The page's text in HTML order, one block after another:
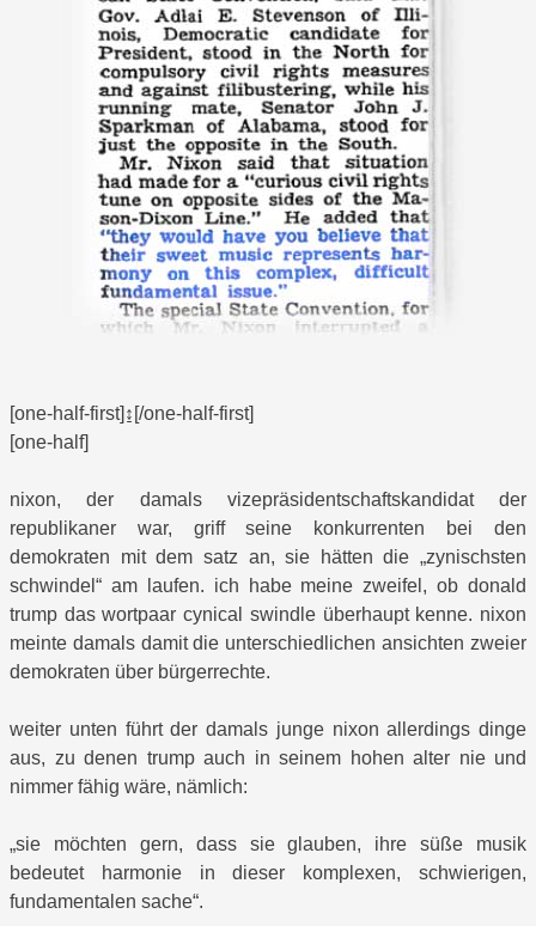
[one-half-first]↨[/one-half-first]
[one-half]
nixon, der damals vizepräsidentschaftskandidat der
republikaner war, griff seine konkurrenten bei den
demokraten mit dem satz an, sie hätten die „zynischsten
schwindel“ am laufen. ich habe meine zweifel, ob donald
trump das wortpaar cynical swindle überhaupt kenne. nixon
meinte damals damit die unterschiedlichen ansichten zweier
demokraten über bürgerrechte.
weiter unten führt der damals junge nixon allerdings dinge
aus, zu denen trump auch in seinem hohen alter nie und
nimmer fähig wäre, nämlich:
„sie möchten gern, dass sie glauben, ihre süße musik
bedeutet harmonie in dieser komplexen, schwierigen,
fundamentalen sache“.